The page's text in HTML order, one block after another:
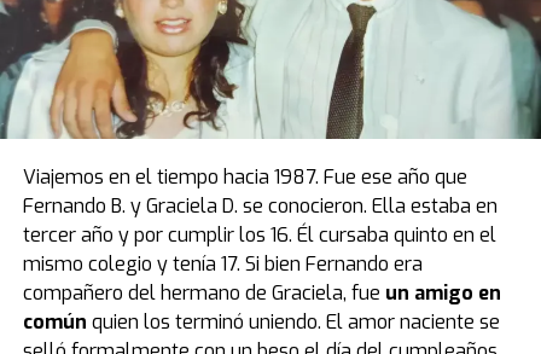
El modelo que protagoniza una de las mejores
anécdotas relacionadas a la vida de Diego estuvo de
visita por primera vez en el país, luego de casi cuatro
décadas de estadía en Europa. Fue el primer obsequio
que recibió “Pelusa” tras conquistar la Copa del Mundo
deMéxico 1986, cortesía del por entonces presidente
del Napoli, Corrado Ferlaino.
El proceso para que las llaves de aquel mítico auto
deportivo llegaran a las manos de Maradona fue
caótico.
Guillermo Coppola, exmanager del Diez, tuvo
que convencer al mismísimo Enzo Ferrari de pintar de
Viajemos en el tiempo hacia 1987. Fue ese año que
Fernando B. y Graciela D. se conocieron. Ella estaba en
tercer año y por cumplir los 16. Él cursaba quinto en el
mismo colegio y tenía 17. Si bien Fernando era
compañero del hermano de Graciela, fue un amigo en
común quien los terminó uniendo. El amor naciente se